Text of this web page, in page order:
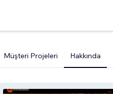
Müşteri Projeleri Hakkında